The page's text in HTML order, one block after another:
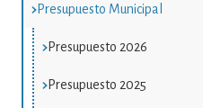
Presupuesto Municipal
Presupuesto 2026
Presupuesto 2025